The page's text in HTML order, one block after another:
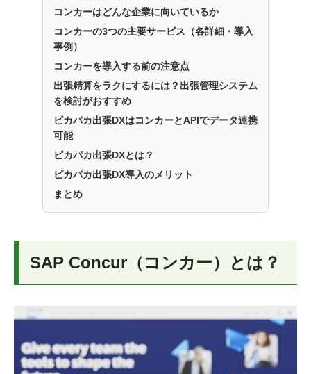
コンカーはどんな企業に向いているか
コンカーの3つの主要サービス（各詳細・導入
事例）
コンカーを導入する前の注意点
出張精算をラクにするには？出張管理システム
を検討がおすすめ
ピカパカ出張DXはコンカーとAPIでデータ連携
可能
ピカパカ出張DXとは？
ピカパカ出張DX導入のメリット
まとめ
SAP Concur（コンカー）とは？